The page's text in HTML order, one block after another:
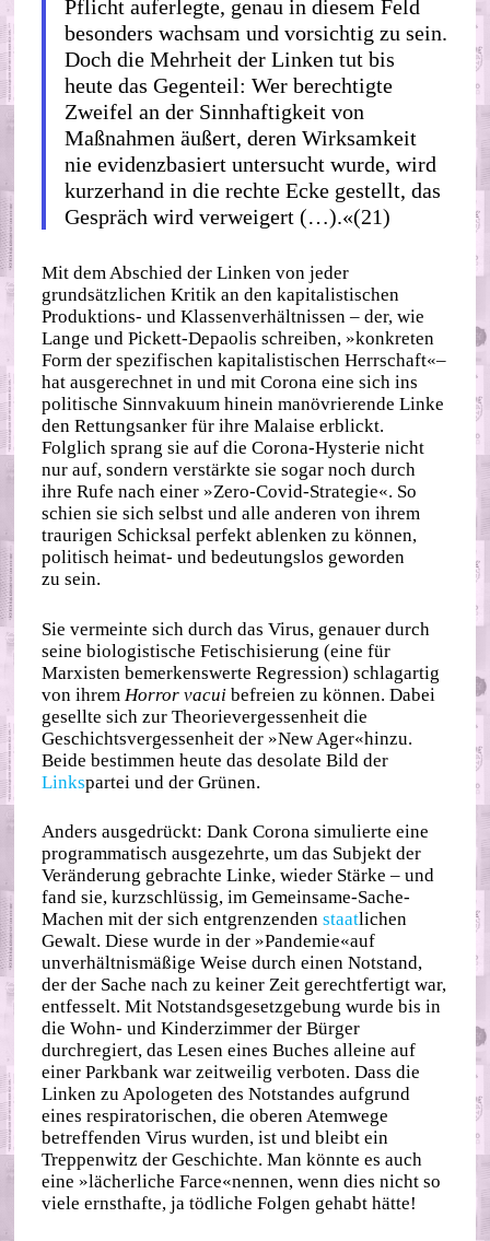
Pflicht auferlegte, genau in diesem Feld
besonders wachsam und vorsichtig zu sein.
Doch die Mehrheit der Linken tut bis
heute das Gegenteil: Wer berechtigte
Zweifel an der Sinnhaftigkeit von
Maßnahmen äußert, deren Wirksamkeit
nie evidenzbasiert untersucht wurde, wird
kurzerhand in die rechte Ecke gestellt, das
Gespräch wird verweigert (…).«(21)
Mit dem Abschied der Linken von jeder
grundsätzlichen Kritik an den kapitalistischen
Produktions‐ und Klassenverhältnissen – der, wie
Lange und Pickett‐​Depaolis schreiben, »konkreten
Form der spezifischen kapitalistischen Herrschaft«–
hat ausgerechnet in und mit Corona eine sich ins
politische Sinnvakuum hinein manövrierende Linke
den Rettungsanker für ihre Malaise erblickt.
Folglich sprang sie auf die Corona‐​Hysterie nicht
nur auf, sondern verstärkte sie sogar noch durch
ihre Rufe nach einer »Zero‐​Covid‐​Strategie«. So
schien sie sich selbst und alle anderen von ihrem
traurigen Schicksal perfekt ablenken zu können,
politisch heimat‐ und bedeutungslos geworden
zu sein.
Sie vermeinte sich durch das Virus, genauer durch
seine biologistische Fetischisierung (eine für
Marxisten bemerkenswerte Regression) schlagartig
von ihrem Horror vacuibefreien zu können. Dabei
gesellte sich zur Theorievergessenheit die
Geschichtsvergessenheit der »New Ager«hinzu.
Beide bestimmen heute das desolate Bild der
Linkspartei und der Grünen.
Anders ausgedrückt: Dank Corona simulierte eine
programmatisch ausgezehrte, um das Subjekt der
Veränderung gebrachte Linke, wieder Stärke – und
fand sie, kurzschlüssig, im Gemeinsame‐​Sache‐​
Machen mit der sich entgrenzendenstaatlichen
Gewalt. Diese wurde in der »Pandemie«auf
unverhältnismäßige Weise durch einen Notstand,
der der Sache nach zu keiner Zeit gerechtfertigt war,
entfesselt. Mit Notstandsgesetzgebung wurde bis in
die Wohn‐ und Kinderzimmer der Bürger
durchregiert, das Lesen eines Buches alleine auf
einer Parkbank war zeitweilig verboten. Dass die
Linken zu Apologeten des Notstandes aufgrund
eines respiratorischen, die oberen Atemwege
betreffenden Virus wurden, ist und bleibt ein
Treppenwitz der Geschichte. Man könnte es auch
eine »lächerliche Farce«nennen, wenn dies nicht so
viele ernsthafte, ja tödliche Folgen gehabt hätte!